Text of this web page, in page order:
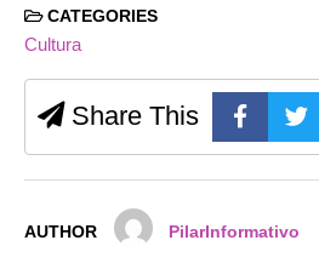
CATEGORIES
Cultura
Share This
AUTHOR PilarInformativo